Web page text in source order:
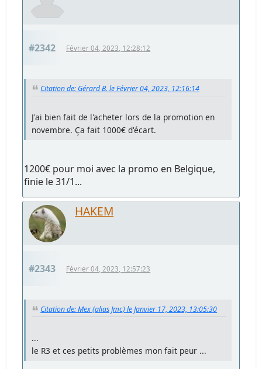
#2342 Février 04, 2023, 12:28:12
Citation de: Gérard B. le Février 04, 2023, 12:16:14
J'ai bien fait de l'acheter lors de la promotion en
novembre. Ça fait 1000€ d'écart.
1200€ pour moi avec la promo en Belgique,
finie le 31/1...
HAKEM
#2343 Février 04, 2023, 12:57:23
Citation de: Mex (alias Jmc) le Janvier 17, 2023, 13:05:30
...
le R3 et ces petits problèmes mon fait peur ...